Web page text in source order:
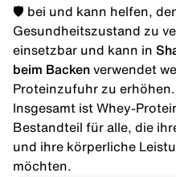
🛡️ bei und kann helfen,
Gesundheitszustand zu
einsetzbar und kann in
beim Backen verwendet
Proteinzufuhr zu erhöhen.
Insgesamt ist Whey-
Bestandteil für alle, die
und ihre körperliche
möchten.